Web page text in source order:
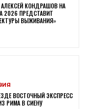
КОНДРАШОВ НА
2026 ПРЕДСТАВИТ
ВЫЖИВАНИЯ»
ВОСТОЧНЫЙ ЭКСПРЕСС
РИМА В СИЕНУ